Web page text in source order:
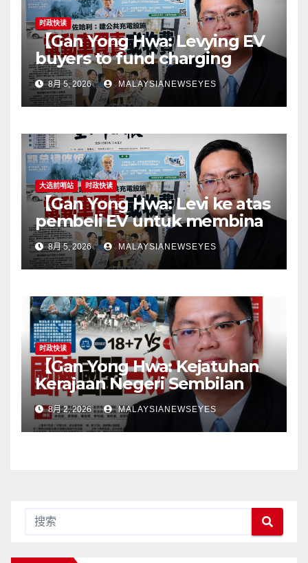
时政快读
【Gan Yong Hwa: Levying EV
buyers to fund charging
stations puts the cart before
the horseGovernment must
first remove infrastructure
responsibility to
consumers】
8月 5, 2026 MALAYSIANEWSEYES
大选前哨站 时政快读
【Gan Yong Hwa: Levi ke atas
pembeli EV untuk membina
stesen pengecasan satu
langkah songsangKerajaan
perlu tangani kekangan
jangan pindahkan
tanggungjawab kepada
pengguna】
8月 5, 2026 MALAYSIANEWSEYES
时政快读
【Gan Yong Hwa: Kejatuhan
Kerajaan Negeri Sembilan
Adalah Undi Tidak Percaya
Terhadap Pentadbiran
Anwar Harga Barang
8月 2, 2026 MALAYSIANEWSEYES